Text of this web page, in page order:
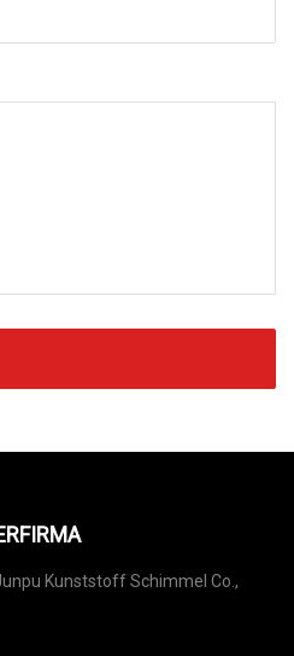
Kunststoff Schimmel Co.,